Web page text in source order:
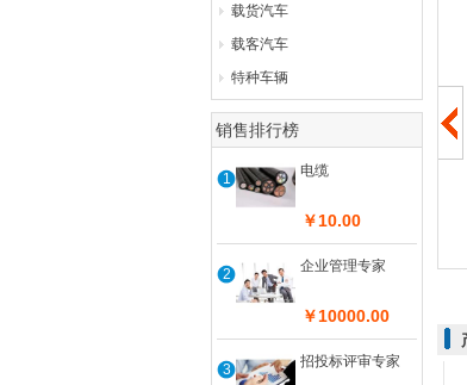
载货汽车
载客汽车
特种车辆
销售排行榜
1 电缆
￥10.00
2 企业管理专家
￥10000.00
3 招投标评审专家
GGD配电柜 交流型低
压 配电箱...
￥10000.00
查看详情